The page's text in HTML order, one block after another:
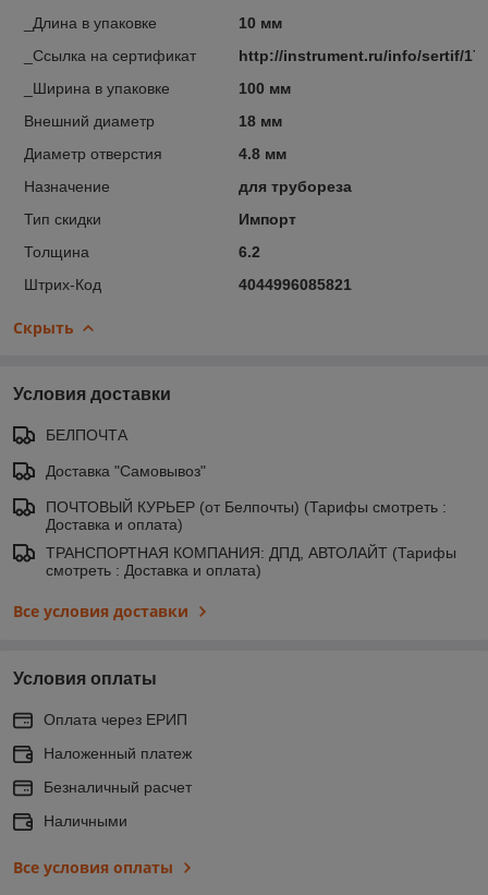
_Длина в упаковке
10 мм
_Ссылка на сертификат
http://instrument.ru/info/sertif/
_Ширина в упаковке
100 мм
Внешний диаметр
18 мм
Диаметр отверстия
4.8 мм
Назначение
для трубореза
Тип скидки
Импорт
Толщина
6.2
Штрих-Код
4044996085821
Скрыть
Условия доставки
БЕЛПОЧТА
Доставка "Самовывоз"
ПОЧТОВЫЙ КУРЬЕР (от Белпочты) (Тарифы смотреть :
Доставка и оплата)
ТРАНСПОРТНАЯ КОМПАНИЯ: ДПД, АВТОЛАЙТ (Тарифы
смотреть : Доставка и оплата)
Все условия доставки
Условия оплаты
Оплата через ЕРИП
Наложенный платеж
Безналичный расчет
Наличными
Все условия оплаты